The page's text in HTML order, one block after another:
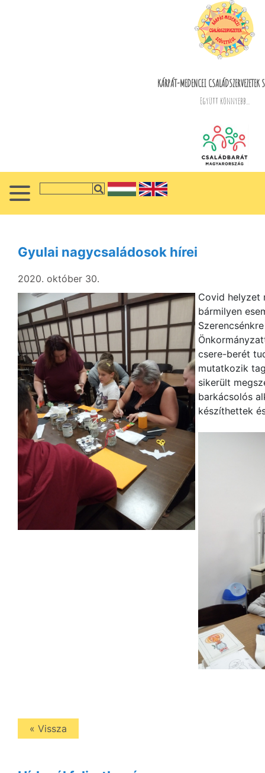
KÁRPÁT-MEDENCEI CSALÁDSZERVEZETEK
Együtt könnyebb...
Gyulai nagycsaládosok hírei
2020. október 30.
Covid helyzet
bármilyen
csere-berét
mutatkozik
sikerült
barkácsolós
készíthettek
« Vissza